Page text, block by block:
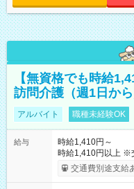
【無資格でも時給
訪問介護（週1日か
アルバイト 職種未経験OK
給与
時給1,410円～
時給1,410円以上 ※
考慮して決定します 【収入例】 週1回勤務の場合：1,410円×8時
間×4回=4万5,120円 週3回勤務の場合：1,410円×8時間×12回
交通費別途支給